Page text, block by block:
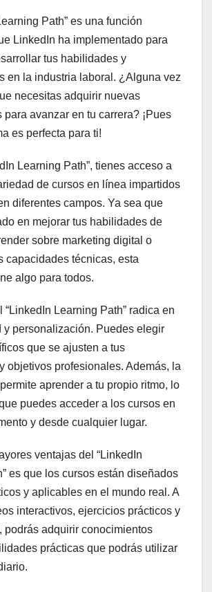
Path” es una función
LinkedIn ha implementado para
tus habilidades y
en la industria laboral. ¿Alguna vez
necesitas adquirir nuevas
para avanzar en tu carrera? ¡Pues
es perfecta para ti!
Learning Path”, tienes acceso a
de cursos en línea impartidos
diferentes campos. Ya sea que
en mejorar tus habilidades de
sobre marketing digital o
capacidades técnicas, esta
algo para todos.
“LinkedIn Learning Path” radica en
y personalización. Puedes elegir
que se ajusten a tus
objetivos profesionales. Además, la
aprender a tu propio ritmo, lo
puedes acceder a los cursos en
y desde cualquier lugar.
ventajas del “LinkedIn
es que los cursos están diseñados
y aplicables en el mundo real. A
interactivos, ejercicios prácticos y
podrás adquirir conocimientos
prácticas que podrás utilizar